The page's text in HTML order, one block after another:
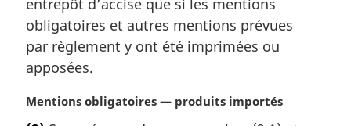
g
i
n
l
entrepôt d’accise que si les mentions
obligatoires et autres mentions prévues
par règlement y ont été imprimées ou
apposées.
N
Mentions obligatoires — produits importés